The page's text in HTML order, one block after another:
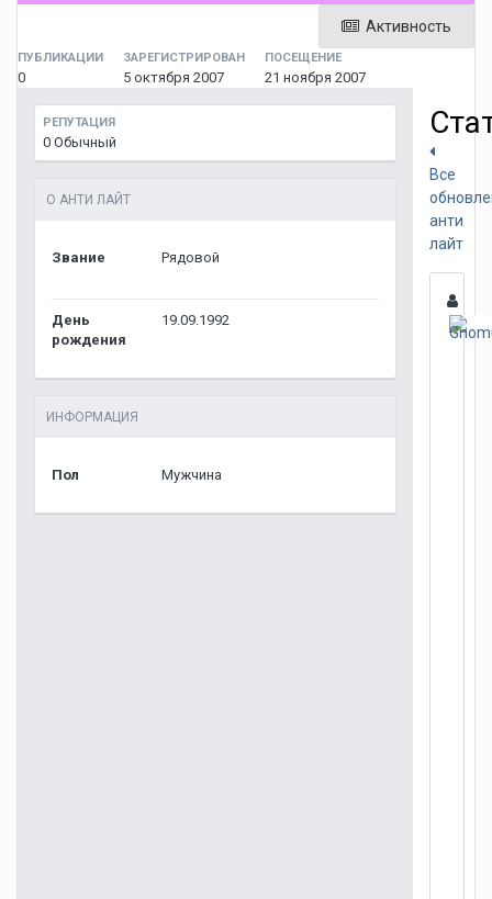
Активность
ПУБЛИКАЦИИ
0
ЗАРЕГИСТРИРОВАН
5 октября 2007
ПОСЕЩЕНИЕ
21 ноября 2007
РЕПУТАЦИЯ
0 Обычный
О АНТИ ЛАЙТ
Звание Рядовой
День
рождения
19.09.1992
ИНФОРМАЦИЯ
Пол Мужчина
Все
анти
лайт